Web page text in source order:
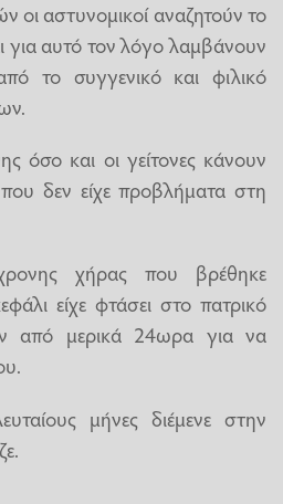
οι αστυνομικοί αναζητούν το
για αυτό τον λόγο λαμβάνουν
το συγγενικό και φιλικό
όσο και οι γείτονες κάνουν
δεν είχε προβλήματα στη
χήρας που βρέθηκε
είχε φτάσει στο πατρικό
από μερικά 24ωρα για να
μήνες διέμενε στην